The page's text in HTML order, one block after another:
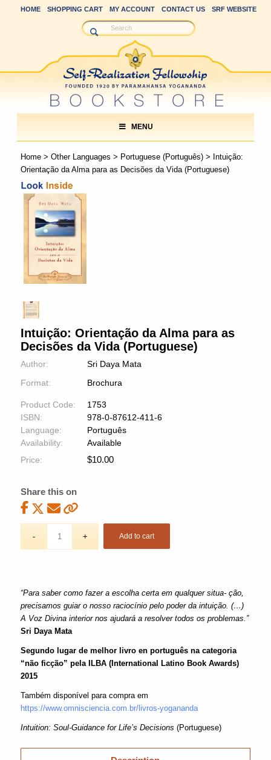
HOME SHOPPING CART MY ACCOUNT CONTACT US SRF WEBSITE
MENU
Home> Other Languages > Portuguese (Português)> Intuição:
Orientação da Alma para as Decisões da Vida (Portuguese)
Intuição: Orientação da Alma para as
Decisões da Vida (Portuguese)
Author:
Sri Daya Mata
Format:
Brochura
Product Code:
1753
ISBN:
978-0-87612-411-6
Language:
Português
Availability:
Available
Price:
$10.00
Share this on
Add to cart
“Para saber como fazer a escolha certa em qualquer situa- ção,
precisamos guiar o nosso raciocínio pelo poder da intuição. (…)
A Voz Divina interior nos ajudará a resolver todos os problemas.”
Sri Daya Mata
Segundo lugar de melhor livro en português na categoria
“não ficção” pela ILBA (International Latino Book Awards)
2015
Também disponível para compra em
https://www.omnisciencia.com.br/livros-yogananda
Intuition: Soul-Guidance for Life’s Decisions (Portuguese)